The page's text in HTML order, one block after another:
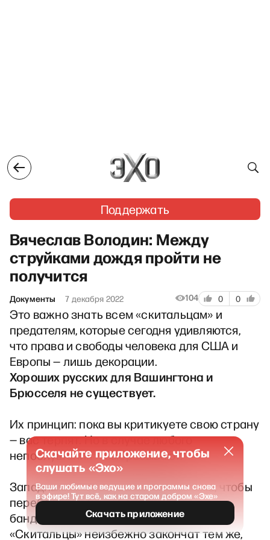
Поддержать
Вячеслав Володин: Между
струйками дождя пройти не
получится
Документы 7 декабря 2022 104 0 0
Это важно знать всем «скитальцам» и
предателям, которые сегодня удивляются,
что права и свободы человека для США и
Европы — лишь декорации.
Хороших русских для Вашингтона и
Брюсселя не существует.
Их принцип: пока вы критикуете свою страну
— вас терпят. Но в случае любого
непослушания — выбрасывают.
Западным государствам необходимо, чтобы
перебежчики были бóльшими
бандеровцами, чем сам Бандера.
«Скитальцы» неизбежно закончат тем же,
Скачайте приложение, чтобы
слушать «Эхо»
Ваши любимые ведущие и программы снова
в эфире! Тут всё, как на старом добром «Эхе»
Скачать приложение